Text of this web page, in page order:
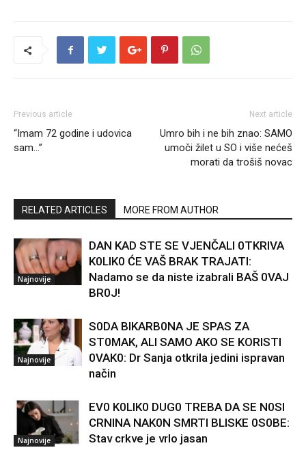
Previous article
“Imam 72 godine i udovica
sam…”
Next article
Umro bih i ne bih znao: SAMO
umoči žilet u SO i više nećeš
morati da trošiš novac
RELATED ARTICLES MORE FROM AUTHOR
Najnovije
DAN KAD STE SE VJENČALI 0TKRIVA
K0LIK0 ĆE VAŠ BRAK TRAJATI:
Nadamo se da niste izabrali BAŠ 0VAJ
BR0J!
Najnovije
S0DA BIKARB0NA JE SPAS ZA
ST0MAK, ALI SAMO AKO SE KORISTI
0VAK0: Dr Sanja otkrila jedini ispravan
način
Najnovije
EV0 K0LIK0 DUG0 TREBA DA SE N0SI
CRNINA NAK0N SMRTI BLISKE 0S0BE:
Stav crkve je vrlo jasan